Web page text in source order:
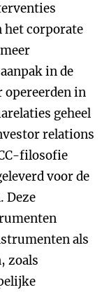
het corporate
in de
opereerden in
geheel
relations
filosofie
voor de
Deze
als
zoals